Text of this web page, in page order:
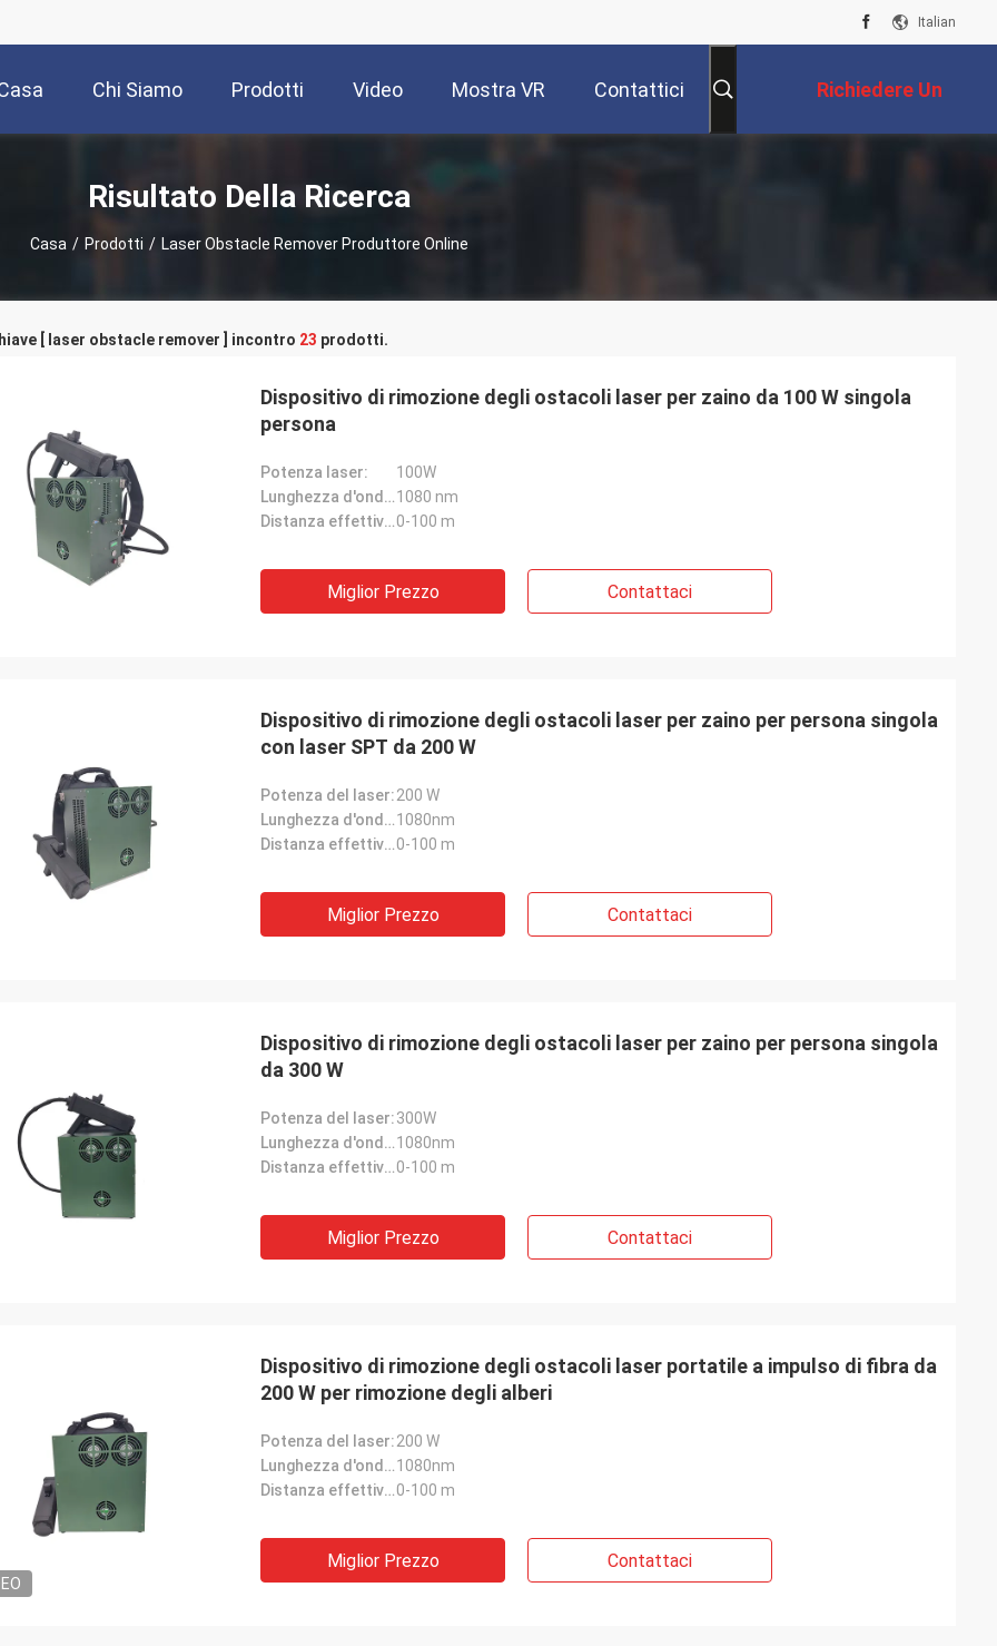
Italian
Chi Siamo Prodotti Video Mostra VR Contattici Richiedere Un
Preventivo
Risultato Della Ricerca
Casa / Prodotti / Laser Obstacle Remover Produttore Online
[ laser obstacle remover ] incontro 23 prodotti.
Dispositivo di rimozione degli ostacoli laser per zaino da 100 W singola
persona
Potenza laser:
100W
Lunghezza d'onda laser:1080 nm
Distanza effettiva di lavoro:0-100 m
Miglior Prezzo Contattaci
Dispositivo di rimozione degli ostacoli laser per zaino per persona singola
con laser SPT da 200 W
Potenza del laser:200 W
Lunghezza d'onda del laser:1080nm
Distanza effettiva di lavoro:0-100 m
Miglior Prezzo Contattaci
Dispositivo di rimozione degli ostacoli laser per zaino per persona singola
da 300 W
Potenza del laser:300W
Lunghezza d'onda del laser:1080nm
Distanza effettiva di lavoro:0-100 m
Miglior Prezzo Contattaci
Dispositivo di rimozione degli ostacoli laser portatile a impulso di fibra da
200 W per rimozione degli alberi
Potenza del laser:200 W
Lunghezza d'onda del laser:1080nm
Distanza effettiva di lavoro:0-100 m
Miglior Prezzo Contattaci